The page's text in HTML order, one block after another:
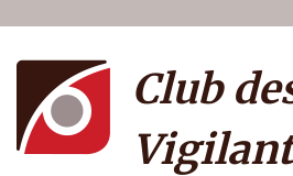
Menu du
Club